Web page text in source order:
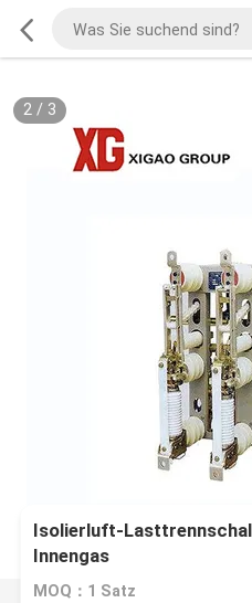
2/ 3
Isolierluft-
Innengas
MOQ：1 Satz